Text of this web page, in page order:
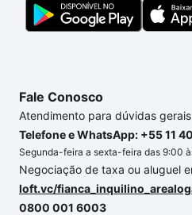
segurança e conforto. Loft,
Fale Conosco
Atendimento para dúvidas
Telefone e WhatsApp: +55 11
Segunda-feira a sexta-feira das 9:00
Negociação de taxa ou aluguel
loft.vc/
0800 001 6003